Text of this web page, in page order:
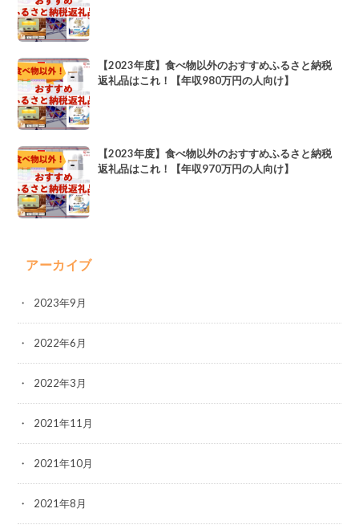
【2023年度】食べ物以外のおすすめふるさと納税
返礼品はこれ！【年収980万円の人向け】
【2023年度】食べ物以外のおすすめふるさと納税
返礼品はこれ！【年収970万円の人向け】
アーカイブ
2023年9月
2022年6月
2022年3月
2021年11月
2021年10月
2021年8月